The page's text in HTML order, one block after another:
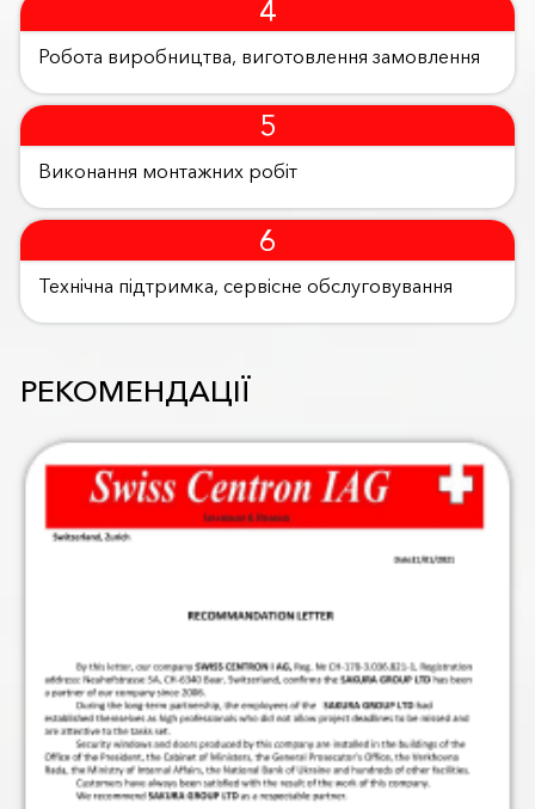
Робота виробництва, виготовлення замовлення
Виконання монтажних робіт
Технічна підтримка, сервісне обслуговування
РЕКОМЕНДАЦІЇ